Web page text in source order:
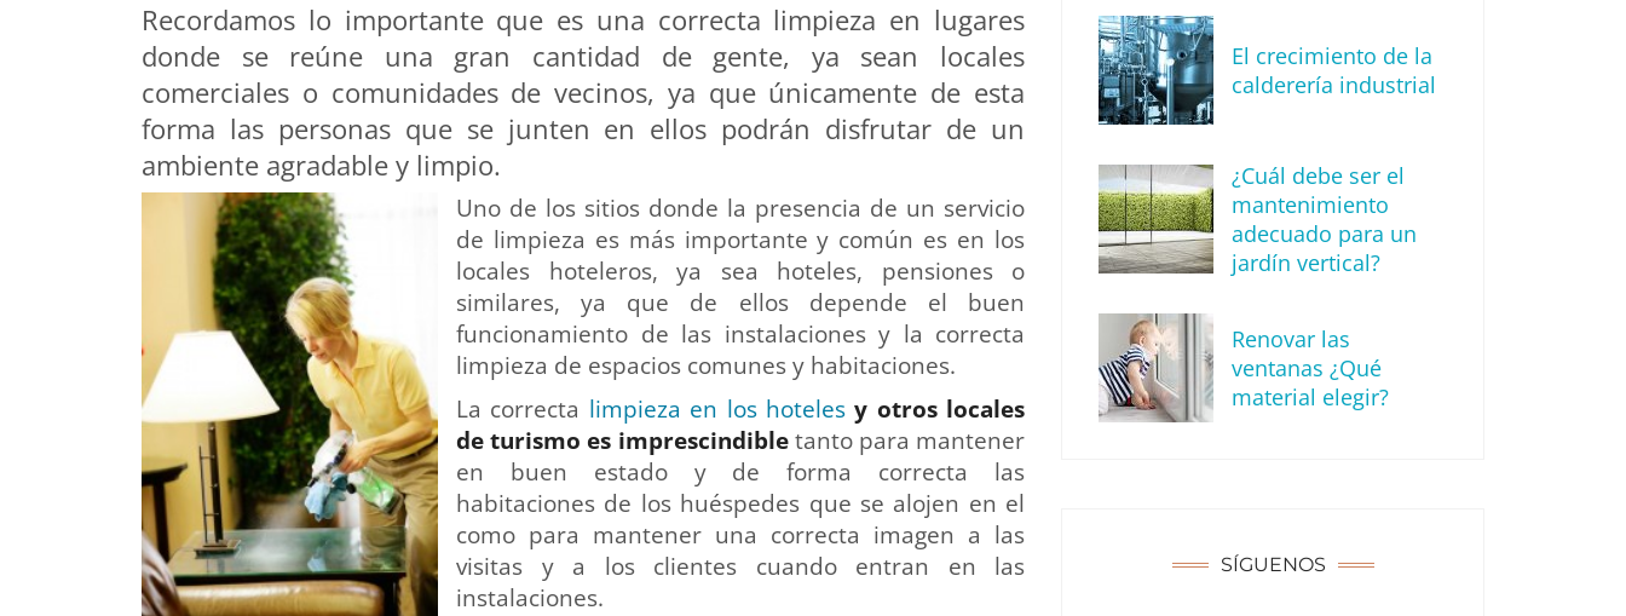
Recordamos lo importante que es una correcta limpieza en lugares
donde se reúne una gran cantidad de gente, ya sean locales
comerciales o comunidades de vecinos, ya que únicamente de esta
forma las personas que se junten en ellos podrán disfrutar de un
ambiente agradable y limpio.
Uno de los sitios donde la presencia de un servicio
de limpieza es más importante y común es en los
locales hoteleros, ya sea hoteles, pensiones o
similares, ya que de ellos depende el buen
funcionamiento de las instalaciones y la correcta
limpieza de espacios comunes y habitaciones.
La correcta limpieza en los hotelesy otros locales
de turismo es imprescindibletanto para mantener
en buen estado y de forma correcta las
habitaciones de los huéspedes que se alojen en el
como para mantener una correcta imagen a las
visitas y a los clientes cuando entran en las
instalaciones.
El crecimiento de la
calderería industrial
¿Cuál debe ser el
mantenimiento
adecuado para un
jardín vertical?
Renovar las
ventanas ¿Qué
material elegir?
SÍGUENOS